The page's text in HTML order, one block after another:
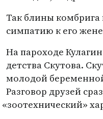
Так блины
симпатию к его
На пароходе
детства Скутова.
молодой
Разговор друзей
«зоотехнический»